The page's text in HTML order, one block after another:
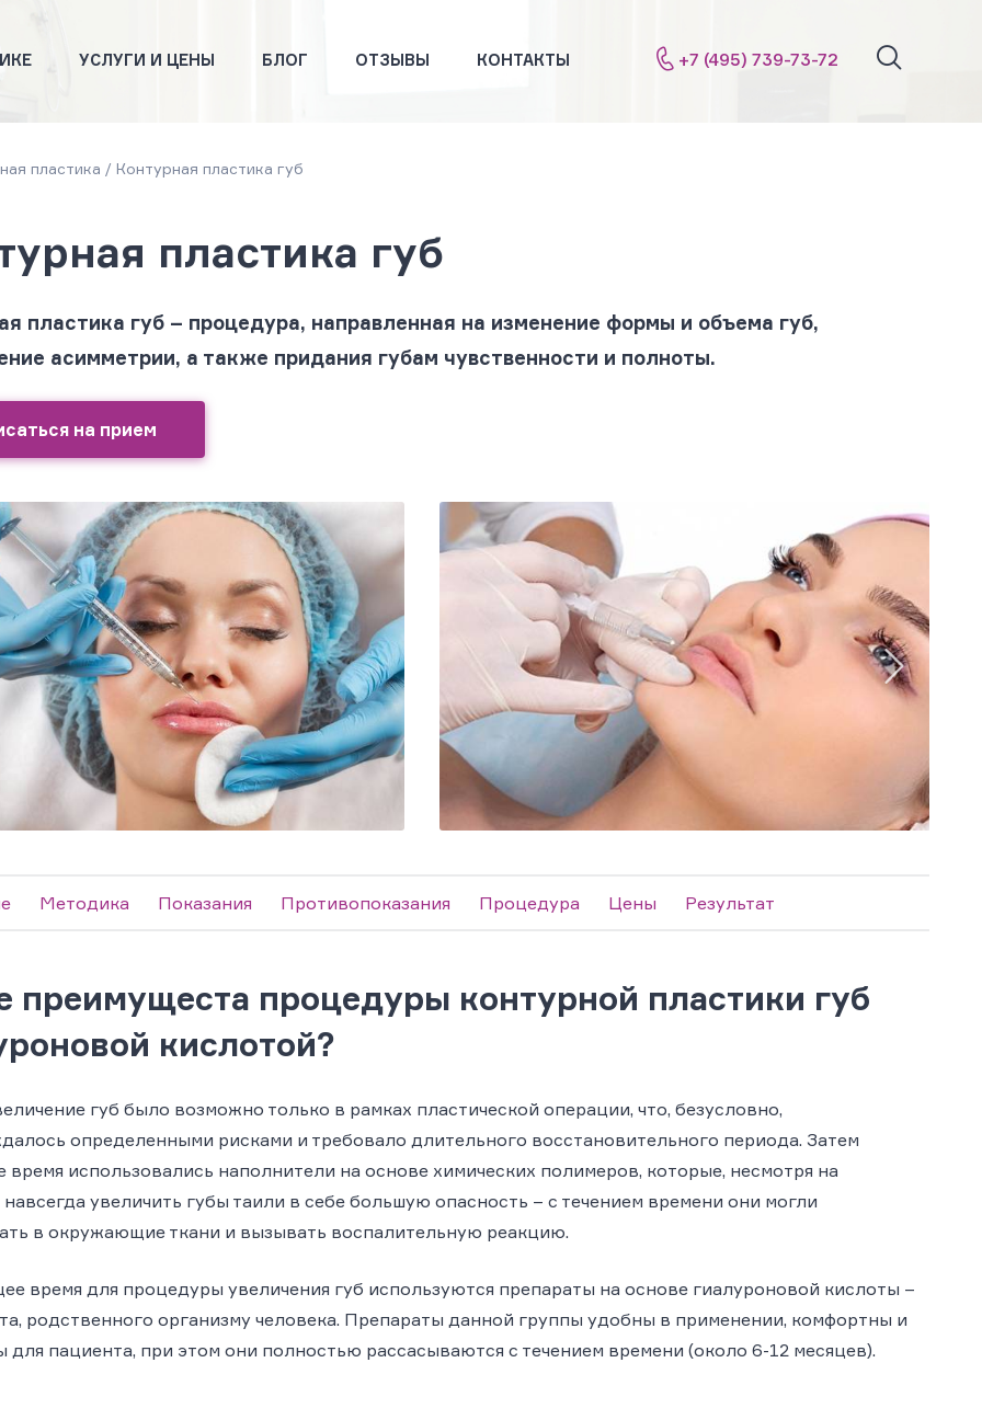
УСЛУГИ И ЦЕНЫ БЛОГ ОТЗЫВЫ КОНТАКТЫ +7 (495) 739-73-72
пластика / Контурная пластика губ
пластика губ
пластика губ – процедура, направленная на изменение формы и объема губ,
асимметрии, а также придания губам чувственности и полноты.
на прием
Методика Показания Противопоказания Процедура Цены Результат
преимущеста процедуры контурной пластики губ
кислотой?
губ было возможно только в рамках пластической операции, что, безусловно,
определенными рисками и требовало длительного восстановительного периода. Затем
время использовались наполнители на основе химических полимеров, которые, несмотря на
увеличить губы таили в себе большую опасность – с течением времени они могли
в окружающие ткани и вызывать воспалительную реакцию.
время для процедуры увеличения губ используются препараты на основе гиалуроновой кислоты –
родственного организму человека. Препараты данной группы удобны в применении, комфортны и
для пациента, при этом они полностью рассасываются с течением времени (около 6-12 месяцев).